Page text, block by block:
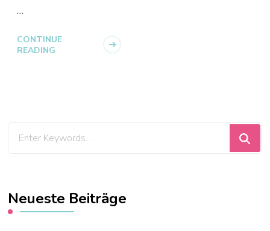
…
CONTINUE
READING
Looking
Neueste Beiträge